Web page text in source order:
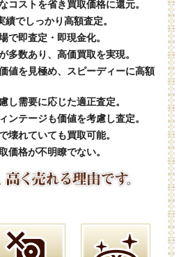
コストを省き買取価格に還元。
でしっかり高額査定。
で即査定・即現金化。
多数あり、高価買取を実現。
値を見極め、スピーディーに高額
し需要に応じた適正査定。
ンテージも価値を考慮し査定。
壊れていても買取可能。
価格が不明瞭でない。